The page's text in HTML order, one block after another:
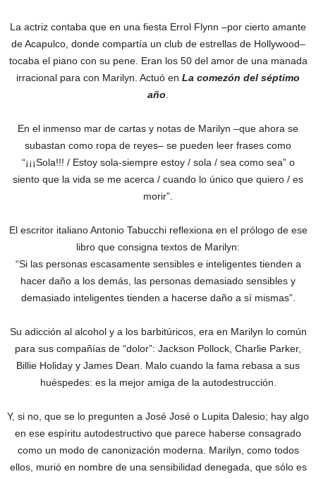
La actriz contaba que en una fiesta Errol Flynn ­–por cierto amante
de Acapulco, donde compartía un club de estrellas de Hollywood–
tocaba el piano con su pene. Eran los 50 del amor de una manada
irracional para con Marilyn. Actuó en La comezón del séptimo
año
En el inmenso mar de cartas y notas de Marilyn –que ahora se
subastan como ropa de reyes– se pueden leer frases como
“¡¡¡Sola!!! / Estoy sola-siempre estoy / sola / sea como sea” o
siento que la vida se me acerca / cuando lo único que quiero / es
morir”.
El escritor italiano Antonio Tabucchi reflexiona en el prólogo de ese
libro que consigna textos de Marilyn:
“Si las personas escasamente sensibles e inteligentes tienden a
hacer daño a los demás, las personas demasiado sensibles y
demasiado inteligentes tienden a hacerse daño a sí mismas”.
Su adicción al alcohol y a los barbitúricos, era en Marilyn lo común
para sus compañías de “dolor”: Jackson Pollock, Charlie Parker,
Billie Holiday y James Dean. Malo cuando la fama rebasa a sus
huéspedes: es la mejor amiga de la autodestrucción.
Y, si no, que se lo pregunten a José José o Lupita Dalesio; hay algo
en ese espíritu autodestructivo que parece haberse consagrado
como un modo de canonización moderna. Marilyn, como todos
ellos, murió en nombre de una sensibilidad denegada, que sólo es